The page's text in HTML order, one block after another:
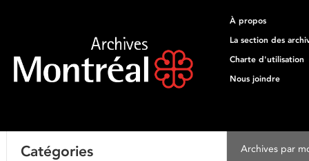
À propos
La section des
Charte d'utilisation
Nous joindre
Archives par
Catégories